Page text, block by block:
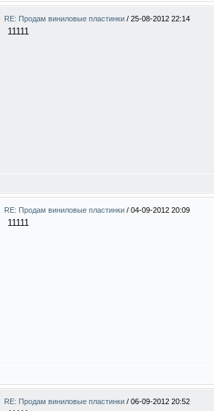
RE: Продам виниловые пластинки / 25-08-2012 22:14
11111
RE: Продам виниловые пластинки / 04-09-2012 20:09
11111
RE: Продам виниловые пластинки / 06-09-2012 20:52